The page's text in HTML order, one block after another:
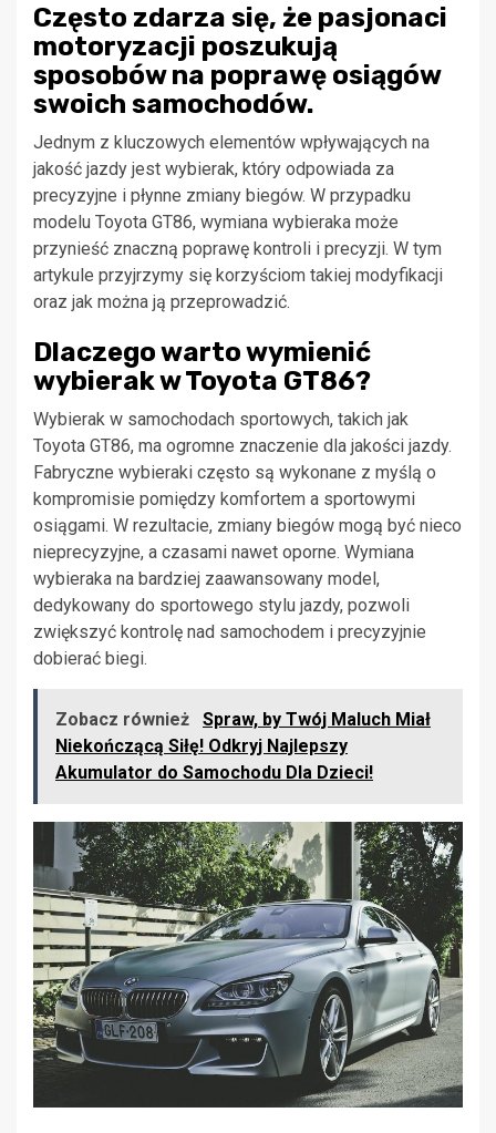
Często zdarza się, że pasjonaci
motoryzacji poszukują
sposobów na poprawę osiągów
swoich samochodów.
Jednym z kluczowych elementów wpływających na
jakość jazdy jest wybierak, który odpowiada za
precyzyjne i płynne zmiany biegów. W przypadku
modelu Toyota GT86, wymiana wybieraka może
przynieść znaczną poprawę kontroli i precyzji. W tym
artykule przyjrzymy się korzyściom takiej modyfikacji
oraz jak można ją przeprowadzić.
Dlaczego warto wymienić
wybierak w Toyota GT86?
Wybierak w samochodach sportowych, takich jak
Toyota GT86, ma ogromne znaczenie dla jakości jazdy.
Fabryczne wybieraki często są wykonane z myślą o
kompromisie pomiędzy komfortem a sportowymi
osiągami. W rezultacie, zmiany biegów mogą być nieco
nieprecyzyjne, a czasami nawet oporne. Wymiana
wybieraka na bardziej zaawansowany model,
dedykowany do sportowego stylu jazdy, pozwoli
zwiększyć kontrolę nad samochodem i precyzyjnie
dobierać biegi.
Zobacz również
Spraw, by Twój Maluch Miał
Niekończącą Siłę! Odkryj Najlepszy
Akumulator do Samochodu Dla Dzieci!